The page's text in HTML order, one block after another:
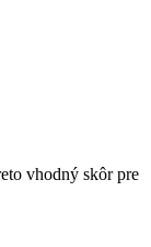
vhodný skôr pre